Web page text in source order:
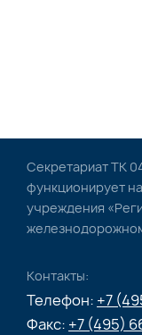
Секретариат ТК
функционирует
учреждения
Контакты:
Телефон: +7
Факс: +7 (495)